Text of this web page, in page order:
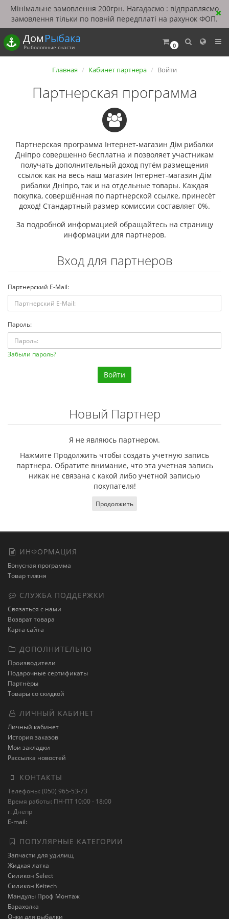
Мінімальне замовлення 200грн. Нагадаємо : відправляємо
замовлення тільки по повній передплаті на рахунок ФОП.
0
ДомРыбака
Рыболовные снасти
Главная Кабинет партнера Войти
Партнерская программа
Партнерская программа Інтернет-магазин Дім рибалки
Дніпро совершенно бесплатна и позволяет участникам
получать дополнительный доход путём размещения
ссылок как на весь наш магазин Інтернет-магазин Дім
рибалки Дніпро, так и на отдельные товары. Каждая
покупка, совершённая по партнерской ссылке, принесёт
доход! Стандартный размер комиссии составляет 0%.
За подробной информацией обращайтесь на страницу
информации для партнеров.
Вход для партнеров
Партнерский E-Mail:
Пароль:
Забыли пароль?
Новый Партнер
Я не являюсь партнером.
Нажмите Продолжить чтобы создать учетную запись
партнера. Обратите внимание, что эта учетная запись
никак не связана с какой либо учетной записью
покупателя!
Продолжить
ИНФОРМАЦИЯ
Бонусная программа
Товар тижня
СЛУЖБА ПОДДЕРЖКИ
Связаться с нами
Возврат товара
Карта сайта
ДОПОЛНИТЕЛЬНО
Производители
Подарочные сертификаты
Партнёры
Товары со скидкой
ЛИЧНЫЙ КАБИНЕТ
Личный кабинет
История заказов
Мои закладки
Рассылка новостей
КОНТАКТЫ
Телефоны: (050) 965-53-73
Время работы: ПН-ПТ 10:00 - 18:00
г. Днепр
E-mail:
ПОПУЛЯРНЫЕ КАТЕГОРИИ
Запчасти для удилищ
Жидкая латка
Силикон Select
Силикон Keitech
Мандулы Проф Монтаж
Барахолка
Очки для рыбалки